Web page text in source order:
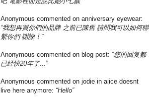
Anonymous commented on anniversary eyewear:
“我想再買你們的品牌 之前已陳舊 請問我可以如何聯
繫你們 謝謝！”
Anonymous commented on blog post: “您的回复都
已经快20年了...”
Anonymous commented on jodie in alice doesnt
live here anymore: “Hello”